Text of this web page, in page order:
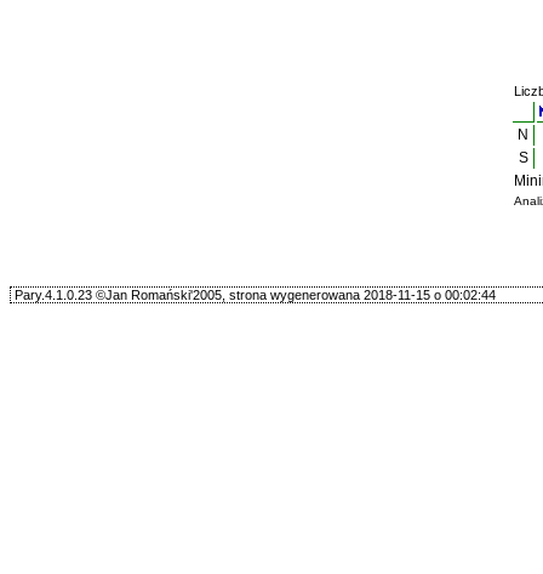
N
S
Pary.4.1.0.23 ©Jan Romański'2005, strona wygenerowana 2018-11-15 o 00:02:44